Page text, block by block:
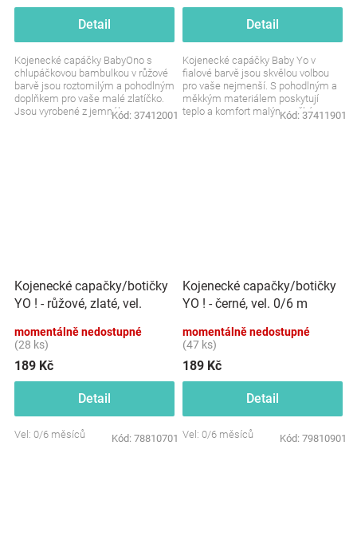
Detail
Kojenecké capáčky BabyOno s
chlupáčkovou bambulkou v růžové
barvě jsou roztomilým a pohodlným
doplňkem pro vaše malé zlatíčko.
Jsou vyrobené z jemného
Kód: 37412001
Detail
Kojenecké capáčky Baby Yo v
fialové barvě jsou skvělou volbou
pro vaše nejmenší. S pohodlným a
měkkým materiálem poskytují
teplo a komfort malým nožkám,
Kód: 37411901
Kojenecké capačky/botičky
YO ! - růžové, zlaté, vel.
momentálně nedostupné
(28 ks)
189 Kč
Detail
Vel: 0/6 měsíců Kód: 78810701
Kojenecké capačky/botičky
YO ! - černé, vel. 0/6 m
momentálně nedostupné
(47 ks)
189 Kč
Detail
Vel: 0/6 měsíců Kód: 79810901